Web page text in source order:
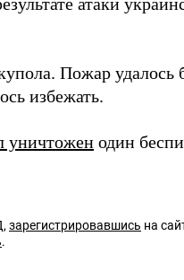
Пожар удалось
избежать.
уничтожен один
зарегистрировавшись на
.